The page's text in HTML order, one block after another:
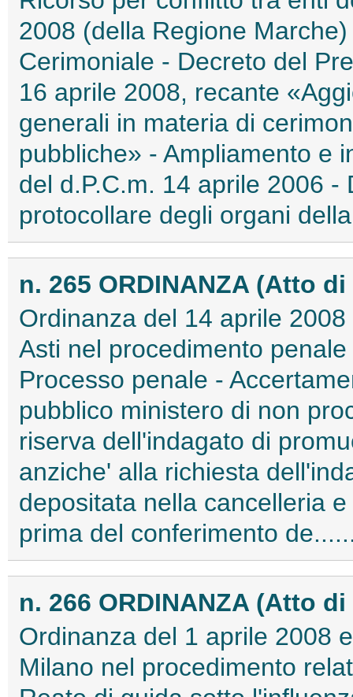
2008 (della Regione
Cerimoniale - Decreto del
16 aprile 2008, recante
generali in materia di
pubbliche» - Ampliamento e
del d.P.C.m. 14 aprile 2006 -
protocollare degli organi
n. 265 ORDINANZA (Atto
Ordinanza del 14 aprile
Asti nel procedimento
Processo penale -
pubblico ministero di non
riserva dell'indagato di
anziche' alla richiesta
depositata nella cancelleria
prima del conferimento
n. 266 ORDINANZA (Atto
Ordinanza del 1 aprile 2008
Milano nel procedimento